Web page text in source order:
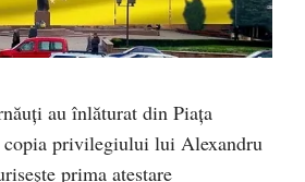
au înlăturat din Piața
copia privilegiului lui Alexandru
prima atestare